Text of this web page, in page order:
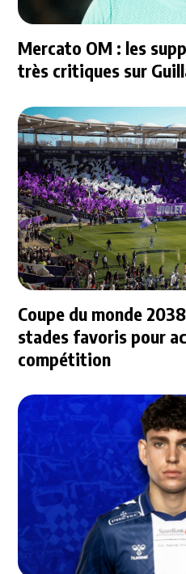
Mercato OM : les
très critiques sur
Coupe du monde
stades favoris pour
compétition